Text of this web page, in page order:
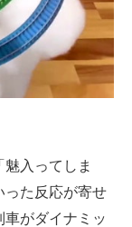
入ってしま
った反応が寄せ
がダイナミッ